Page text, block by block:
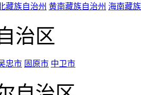
藏族自治州 黄南藏族自治州 海南藏
治区
忠市 固原市 中卫市